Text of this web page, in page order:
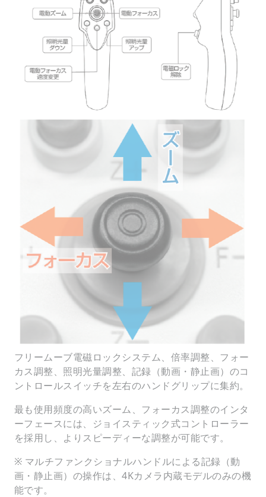
フリームーブ電磁ロックシステム、倍率調整、フォー
カス調整、照明光量調整、記録（動画・静止画）のコ
ントロールスイッチを左右のハンドグリップに集約。
最も使用頻度の高いズーム、フォーカス調整のインタ
ーフェースには、ジョイスティック式コントローラー
を採用し、よりスピーディーな調整が可能です。
※ マルチファンクショナルハンドルによる記録（動
画・静止画）の操作は、4Kカメラ内蔵モデルのみの機
能です。